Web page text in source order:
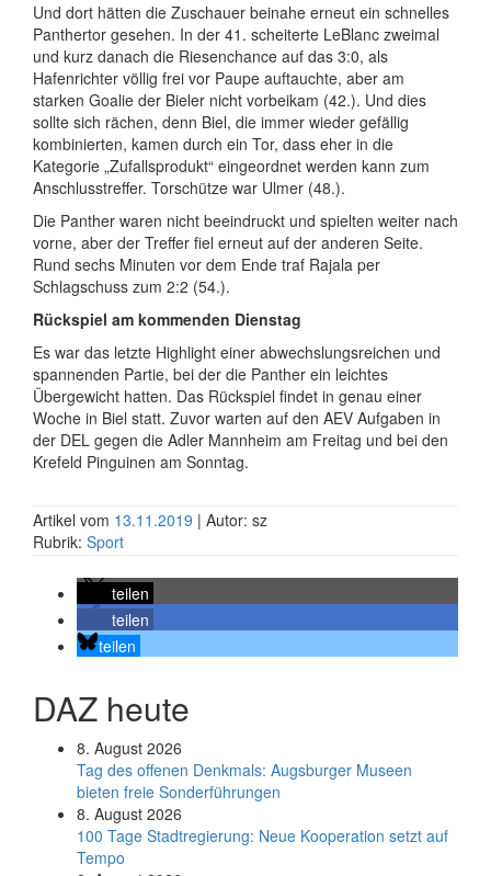
Und dort hätten die Zuschauer beinahe erneut ein schnelles
Panthertor gesehen. In der 41. scheiterte LeBlanc zweimal
und kurz danach die Riesenchance auf das 3:0, als
Hafenrichter völlig frei vor Paupe auftauchte, aber am
starken Goalie der Bieler nicht vorbeikam (42.). Und dies
sollte sich rächen, denn Biel, die immer wieder gefällig
kombinierten, kamen durch ein Tor, dass eher in die
Kategorie „Zufallsprodukt“ eingeordnet werden kann zum
Anschlusstreffer. Torschütze war Ulmer (48.).
Die Panther waren nicht beeindruckt und spielten weiter nach
vorne, aber der Treffer fiel erneut auf der anderen Seite.
Rund sechs Minuten vor dem Ende traf Rajala per
Schlagschuss zum 2:2 (54.).
Rückspiel am kommenden Dienstag
Es war das letzte Highlight einer abwechslungsreichen und
spannenden Partie, bei der die Panther ein leichtes
Übergewicht hatten. Das Rückspiel findet in genau einer
Woche in Biel statt. Zuvor warten auf den AEV Aufgaben in
der DEL gegen die Adler Mannheim am Freitag und bei den
Krefeld Pinguinen am Sonntag.
Artikel vom 13.11.2019 | Autor: sz
Rubrik: Sport
teilen
teilen
teilen
DAZ heute
8. August 2026
Tag des offenen Denkmals: Augsburger Museen
bieten freie Sonderführungen
8. August 2026
100 Tage Stadtregierung: Neue Kooperation setzt auf
Tempo